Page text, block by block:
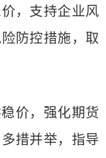
，支持企业风
防控措施，取
价，强化期货
措并举，指导